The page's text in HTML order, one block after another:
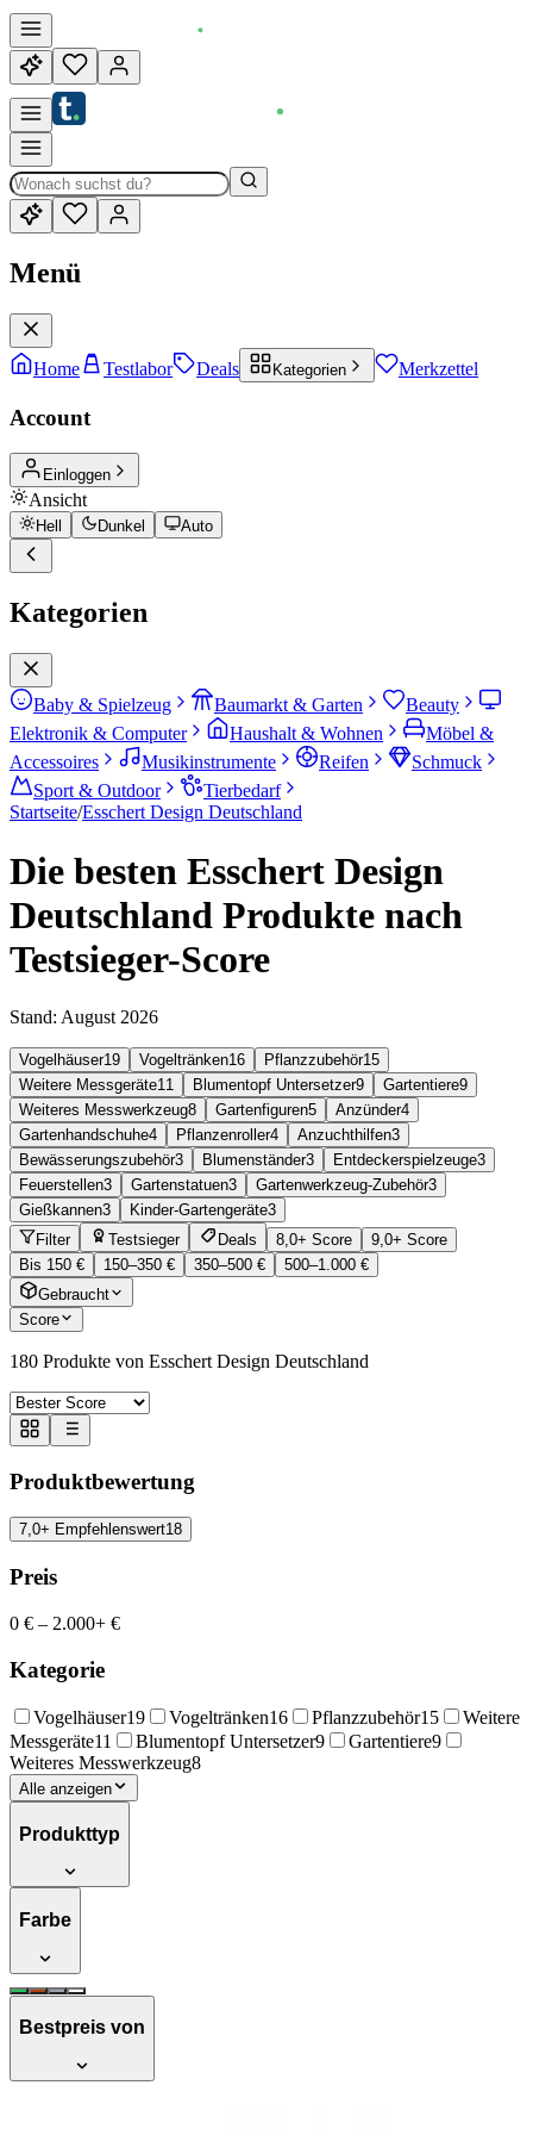
Menü
Home Testlabor Deals Kategorien Merkzettel
Account
Einloggen
Ansicht
Hell Dunkel Auto
Kategorien
Baby & Spielzeug Baumarkt & Garten
Beauty
Elektronik & Computer
Haushalt & Wohnen
Möbel &
Accessoires
Musikinstrumente Reifen
Schmuck
Sport & Outdoor
Tierbedarf
Startseite/Esschert Design Deutschland
Die besten Esschert Design
Deutschland Produkte nach
Testsieger-Score
Stand: August 2026
Vogelhäuser19 Vogeltränken16 Pflanzzubehör15
Weitere Messgeräte11 Blumentopf Untersetzer9 Gartentiere9
Weiteres Messwerkzeug8 Gartenfiguren5 Anzünder4
Gartenhandschuhe4 Pflanzenroller4 Anzuchthilfen3
Bewässerungszubehör3 Blumenständer3 Entdeckerspielzeuge3
Feuerstellen3 Gartenstatuen3 Gartenwerkzeug-Zubehör3
Gießkannen3 Kinder-Gartengeräte3
Filter
Testsieger Deals 8,0+ Score
9,0+ Score
Bis 150 €
150–350 € 350–500 €
500–1.000 €
Gebraucht
Score
180 Produkte von Esschert Design Deutschland
Produktbewertung
7,0+ Empfehlenswert18
Preis
0 € – 2.000+ €
Kategorie
Vogelhäuser19 Vogeltränken16 Pflanzzubehör15
Weitere
Messgeräte11 Blumentopf Untersetzer9 Gartentiere9
Weiteres Messwerkzeug8
Alle anzeigen
Produkttyp
Farbe
Bestpreis von